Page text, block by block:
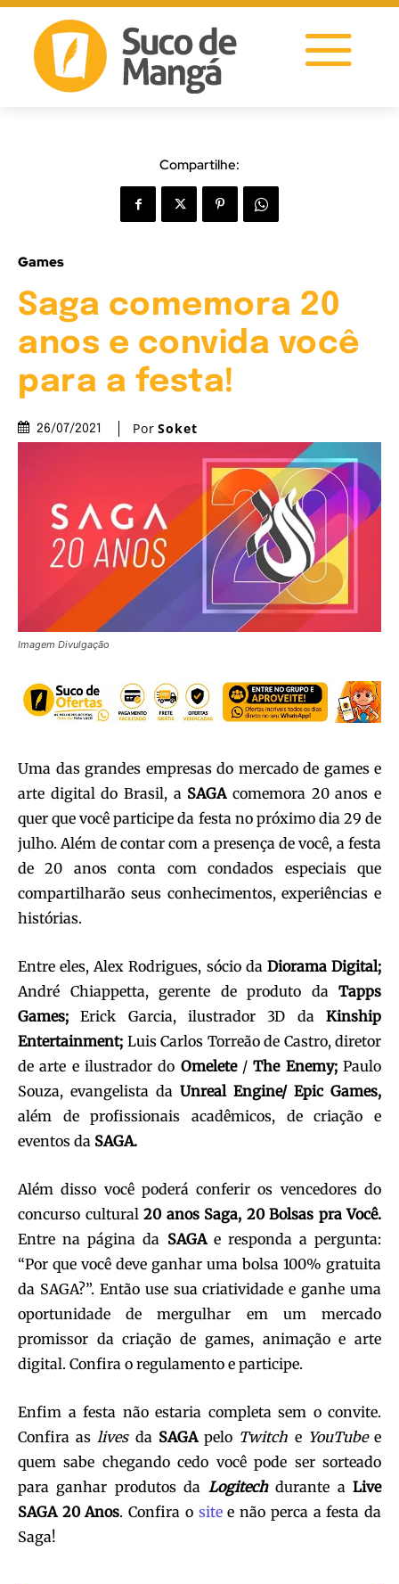
Compartilhe:
Games
Saga comemora 20
anos e convida você
para a festa!
26/07/2021 Por Soket
Imagem Divulgação
Uma das grandes empresas do mercado de games e
arte digital do Brasil, a SAGAcomemora 20 anos e
quer que você participe da festa no próximo dia 29 de
julho. Além de contar com a presença de você, a festa
de 20 anos conta com condados especiais que
compartilharão seus conhecimentos, experiências e
histórias.
Entre eles, Alex Rodrigues, sócio da Diorama Digital;
André Chiappetta, gerente de produto da Tapps
Games; Erick Garcia, ilustrador 3D da Kinship
Entertainment; Luis Carlos Torreão de Castro, diretor
de arte e ilustrador do Omelete/The Enemy;Paulo
Souza, evangelista da Unreal Engine/ Epic Games,
além de profissionais acadêmicos, de criação e
eventos da SAGA.
Além disso você poderá conferir os vencedores do
concurso cultural 20 anos Saga, 20 Bolsas pra Você.
Entre na página da SAGAe responda a pergunta:
“Por que você deve ganhar uma bolsa 100% gratuita
da SAGA?”. Então use sua criatividade e ganhe uma
oportunidade de mergulhar em um mercado
promissor da criação de games, animação e arte
digital. Confira o regulamento e participe.
Enfim a festa não estaria completa sem o convite.
Confira as livesda SAGApelo Twitch e YouTubee
quem sabe chegando cedo você pode ser sorteado
para ganhar produtos da Logitechdurante aLive
SAGA 20 Anos. Confira o sitee não perca a festa da
Saga!